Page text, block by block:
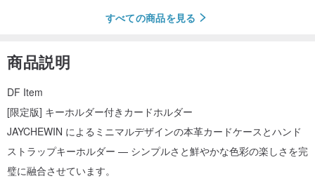
すべての商品を見る
商品説明
DF Item
[限定版] キーホルダー付きカードホルダー
JAYCHEWIN によるミニマルデザインの本革カードケースとハンド
ストラップキーホルダー — シンプルさと鮮やかな色彩の楽しさを完
璧に融合させています。